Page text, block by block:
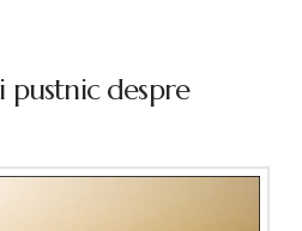
despre